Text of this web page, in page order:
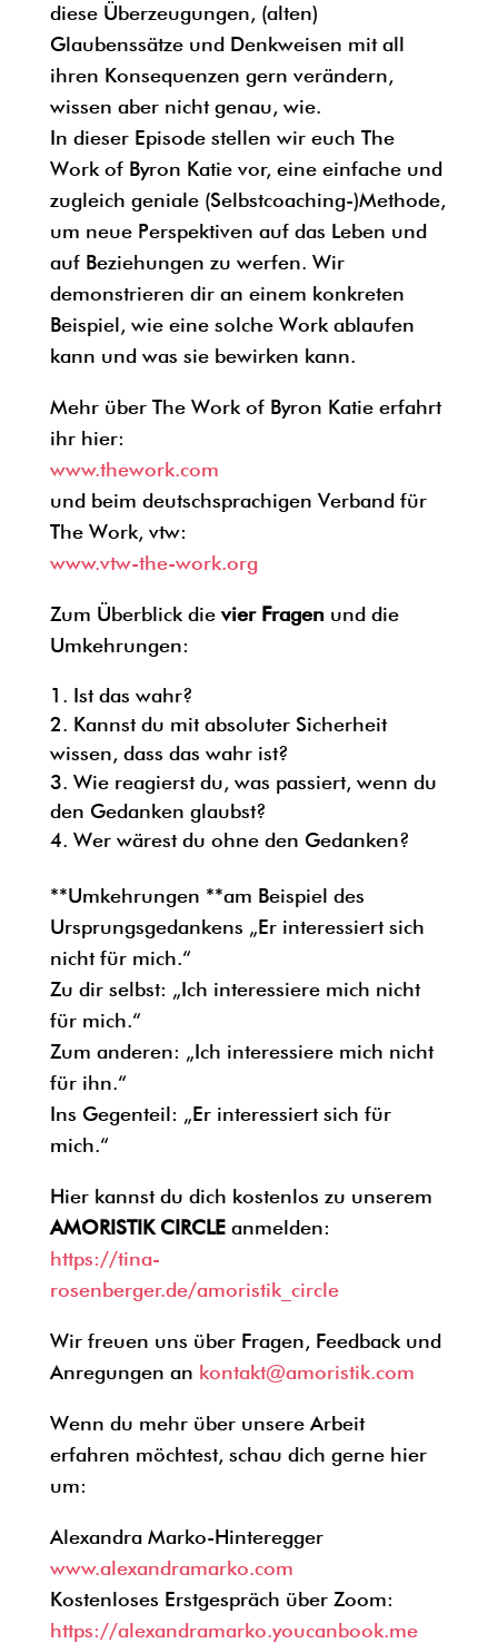
diese Überzeugungen, (alten)
Glaubenssätze und Denkweisen mit all
ihren Konsequenzen gern verändern,
wissen aber nicht genau, wie.
In dieser Episode stellen wir euch The
Work of Byron Katie vor, eine einfache und
zugleich geniale (Selbstcoaching-)Methode,
um neue Perspektiven auf das Leben und
auf Beziehungen zu werfen. Wir
demonstrieren dir an einem konkreten
Beispiel, wie eine solche Work ablaufen
kann und was sie bewirken kann.
Mehr über The Work of Byron Katie erfahrt
ihr hier:
www.thework.com
und beim deutschsprachigen Verband für
The Work, vtw:
www.vtw-the-work.org
Zum Überblick dievier Fragenund die
Umkehrungen:
Ist das wahr?
Kannst du mit absoluter Sicherheit
wissen, dass das wahr ist?
Wie reagierst du, was passiert, wenn du
den Gedanken glaubst?
Wer wärest du ohne den Gedanken?
**Umkehrungen **am Beispiel des
Ursprungsgedankens „Er interessiert sich
nicht für mich.“
Zu dir selbst: „Ich interessiere mich nicht
für mich.“
Zum anderen: „Ich interessiere mich nicht
für ihn.“
Ins Gegenteil: „Er interessiert sich für
mich.“
Hier kannst du dich kostenlos zu unserem
AMORISTIK CIRCLEanmelden:
https://tina-
rosenberger.de/amoristik_circle
Wir freuen uns über Fragen, Feedback und
Anregungen an kontakt@amoristik.com
Wenn du mehr über unsere Arbeit
erfahren möchtest, schau dich gerne hier
um:
Alexandra Marko-Hinteregger
www.alexandramarko.com
Kostenloses Erstgespräch über Zoom:
https://alexandramarko.youcanbook.me